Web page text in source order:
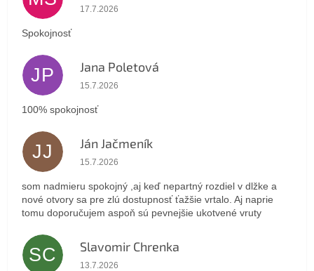
Hodnotenie obchodu je 5 z 5 hviezdičiek.
17.7.2026
Spokojnosť
JP Jana Poletová
Hodnotenie obchodu je 5 z 5 hviezdičiek.
15.7.2026
100% spokojnosť
JJ Ján Jačmeník
Hodnotenie obchodu je 5 z 5 hviezdičiek.
15.7.2026
som nadmieru spokojný ,aj keď nepartný rozdiel v dlžke a
nové otvory sa pre zlú dostupnosť ťažšie vrtalo. Aj naprie
tomu doporučujem aspoň sú pevnejšie ukotvené vruty
SC Slavomir Chrenka
Hodnotenie obchodu je 5 z 5 hviezdičiek.
13.7.2026